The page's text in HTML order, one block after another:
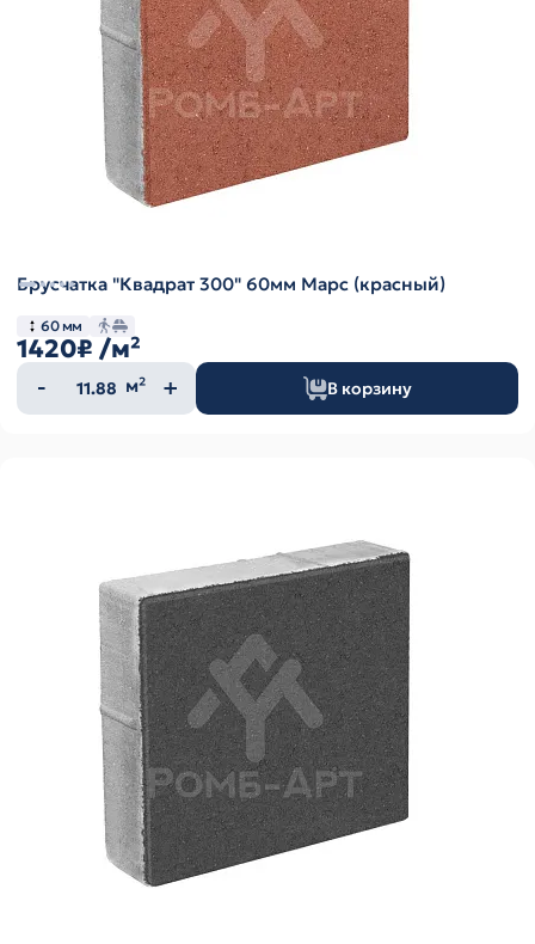
Брусчатка "Квадрат 300" 60мм Марс (красный)
60 мм
1420₽ /м²
Количество
товара
м² В корзину